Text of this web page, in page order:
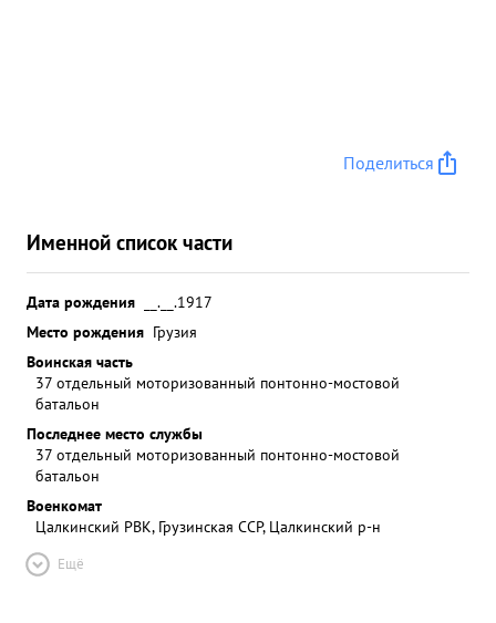
Поделиться
Именной список части
Дата рождения
__.__.1917
Место рождения Грузия
Воинская часть
37 отдельный моторизованный понтонно-мостовой
батальон
Последнее место службы
37 отдельный моторизованный понтонно-мостовой
батальон
Военкомат
Цалкинский РВК, Грузинская ССР, Цалкинский р-н
Ещё